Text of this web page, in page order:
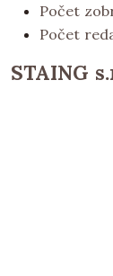
Počet
Počet
STAING